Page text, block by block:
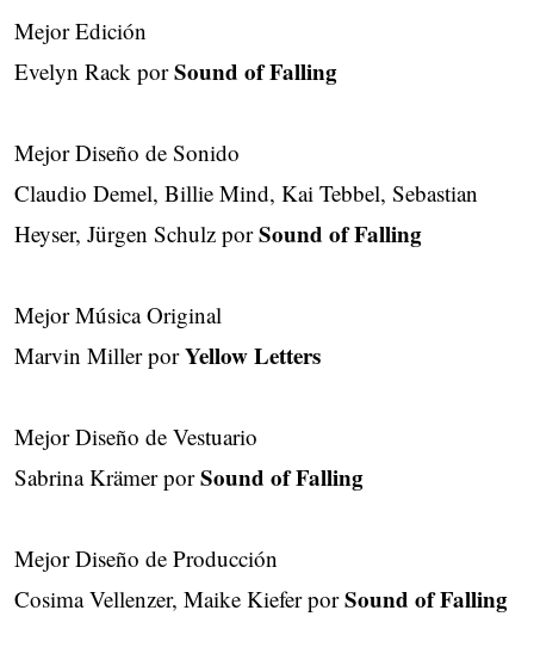
Mejor Edición
Evelyn Rack porSound of Falling
Mejor Diseño de Sonido
Claudio Demel, Billie Mind, Kai Tebbel, Sebastian
Heyser, Jürgen Schulz porSound of Falling
Mejor Música Original
Marvin Miller porYellow Letters
Mejor Diseño de Vestuario
Sabrina Krämer porSound of Falling
Mejor Diseño de Producción
Cosima Vellenzer, Maike Kiefer porSound of Falling